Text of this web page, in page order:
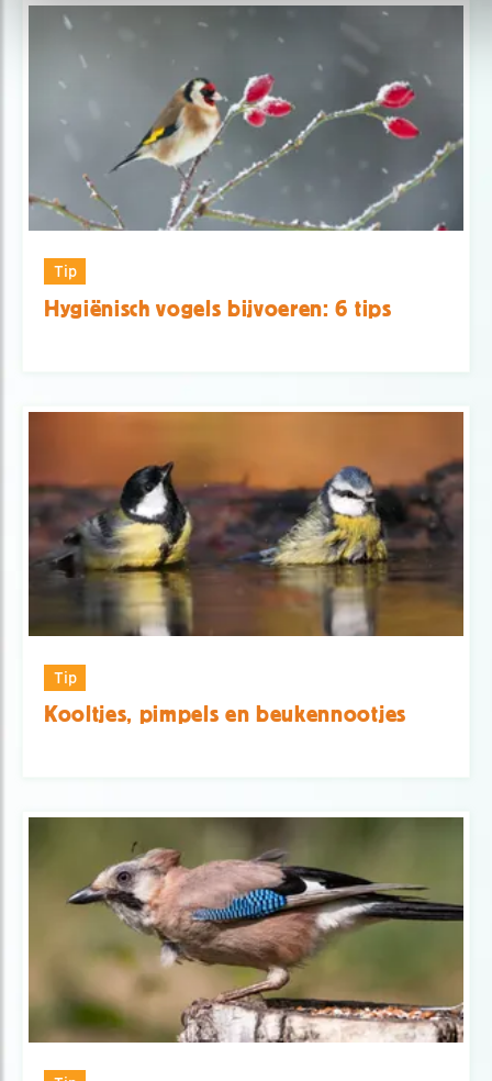
Tip
Hygiënisch vogels bijvoeren: 6 tips
Tip
Kooltjes, pimpels en beukennootjes